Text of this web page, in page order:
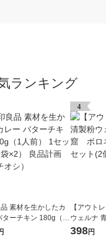
ランキング
素材を生かしたカ
ターチキン 180g（1
セット（1袋×2） 良
4
【アウト
ウェルナ
ーゼ140g
398円